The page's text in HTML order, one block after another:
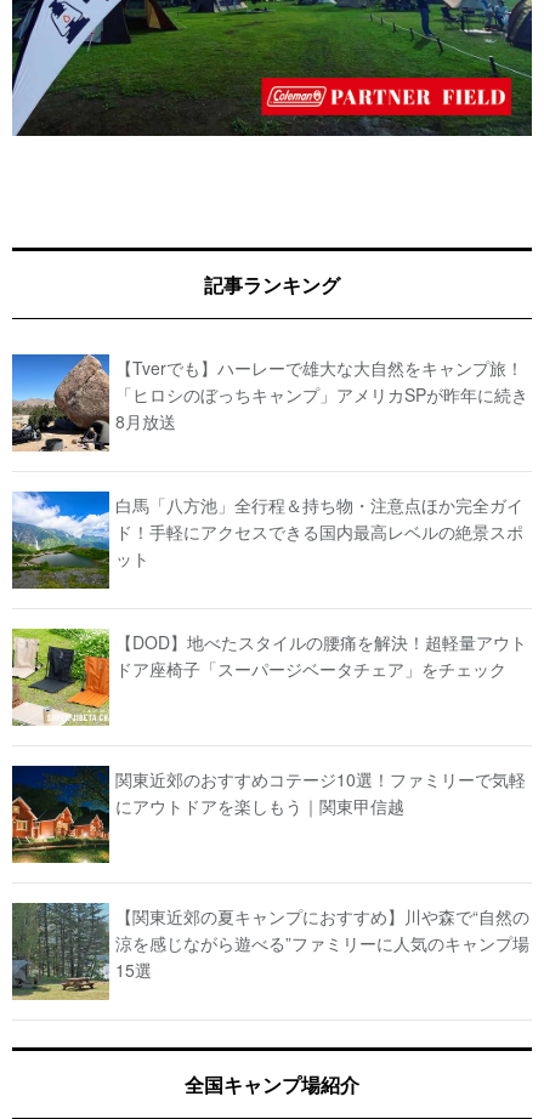
記事ランキング
【Tverでも】ハーレーで雄大な大自然をキャンプ旅！
「ヒロシのぼっちキャンプ」アメリカSPが昨年に続き
8月放送
白馬「八方池」全行程＆持ち物・注意点ほか完全ガイ
ド！手軽にアクセスできる国内最高レベルの絶景スポ
ット
【DOD】地べたスタイルの腰痛を解決！超軽量アウト
ドア座椅子「スーパージベータチェア」をチェック
関東近郊のおすすめコテージ10選！ファミリーで気軽
にアウトドアを楽しもう｜関東甲信越
【関東近郊の夏キャンプにおすすめ】川や森で“自然の
涼を感じながら遊べる”ファミリーに人気のキャンプ場
15選
全国キャンプ場紹介